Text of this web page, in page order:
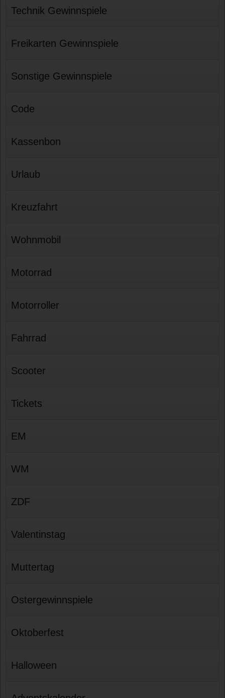
Technik Gewinnspiele
Freikarten Gewinnspiele
Sonstige Gewinnspiele
Code
Kassenbon
Urlaub
Kreuzfahrt
Wohnmobil
Motorrad
Motorroller
Fahrrad
Scooter
Tickets
EM
WM
ZDF
Valentinstag
Muttertag
Ostergewinnspiele
Oktoberfest
Halloween